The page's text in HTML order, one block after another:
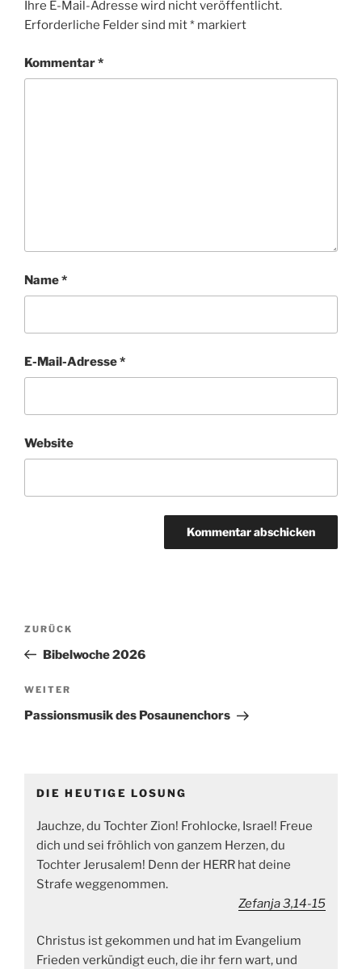
Ihre E-Mail-Adresse wird nicht veröffentlicht.
Erforderliche Felder sind mit* markiert
Kommentar*
Name*
E-Mail-Adresse*
Website
Beitragsnavigation
Vorheriger
Beitrag
ZURÜCK
Bibelwoche 2026
Nächster
Beitrag
WEITER
Passionsmusik des Posaunenchors
DIE HEUTIGE LOSUNG
Jauchze, du Tochter Zion! Frohlocke, Israel! Freue
dich und sei fröhlich von ganzem Herzen, du
Tochter Jerusalem! Denn der HERR hat deine
Strafe weggenommen.
Zefanja 3,14-15
Christus ist gekommen und hat im Evangelium
Frieden verkündigt euch, die ihr fern wart, und